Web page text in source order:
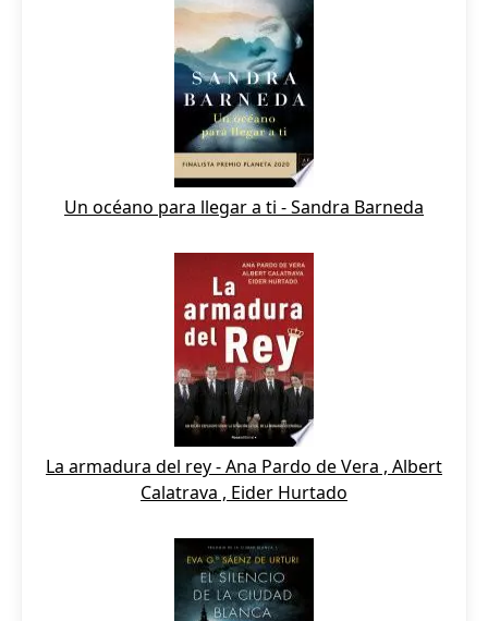
Un océano para llegar a ti - Sandra Barneda
La armadura del rey - Ana Pardo de Vera , Albert
Calatrava , Eider Hurtado